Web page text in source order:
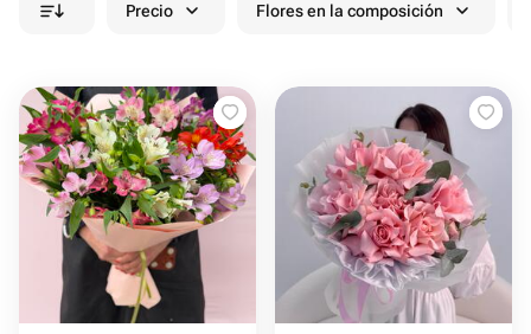
Precio Flores en la composición